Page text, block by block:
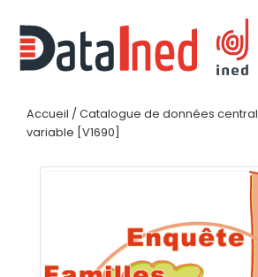
Accueil / Catalogue de données central
variable [V1690]